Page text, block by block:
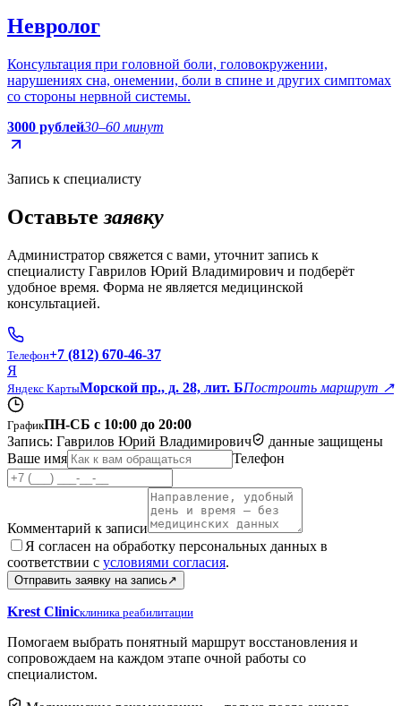
Невролог
Консультация при головной боли, головокружении,
нарушениях сна, онемении, боли в спине и других симптомах
со стороны нервной системы.
3000 рублей30–60 минут
Запись к специалисту
Оставьтезаявку
Администратор свяжется с вами, уточнит запись к
специалисту Гаврилов Юрий Владимирович и подберёт
удобное время. Форма не является медицинской
консультацией.
Телефон+7 (812) 670-46-37
Я
Яндекс КартыМорской пр., д. 28, лит. БПостроить маршрут ↗
ГрафикПН-СБ с 10:00 до 20:00
Запись: Гаврилов Юрий Владимирович
данные защищены
Ваше имя
Телефон
Комментарий к записи
Я согласен на обработку персональных данных в
соответствии с условиями согласия.
Отправить заявку на запись↗
Krest Clinicклиника реабилитации
Помогаем выбрать понятный маршрут восстановления и
сопровождаем на каждом этапе очной работы со
специалистом.